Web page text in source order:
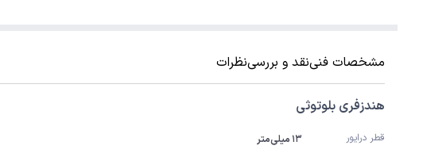
مشخصات فنینقد و بررسینظرات
هندزفری بلوتوثی
قطر درایور ۱۳ میلی‌متر